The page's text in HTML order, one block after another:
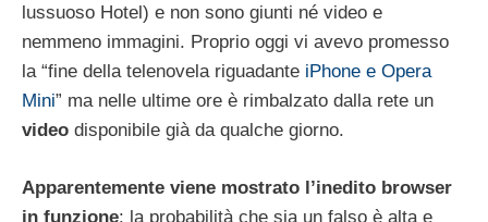
lussuoso Hotel) e non sono giunti né video e
nemmeno immagini. Proprio oggi vi avevo promesso
la “fine della telenovela riguadante iPhone e Opera
Mini” ma nelle ultime ore è rimbalzato dalla rete un
video disponibile già da qualche giorno.
Apparentemente viene mostrato l’inedito browser
in funzione: la probabilità che sia un falso è alta e